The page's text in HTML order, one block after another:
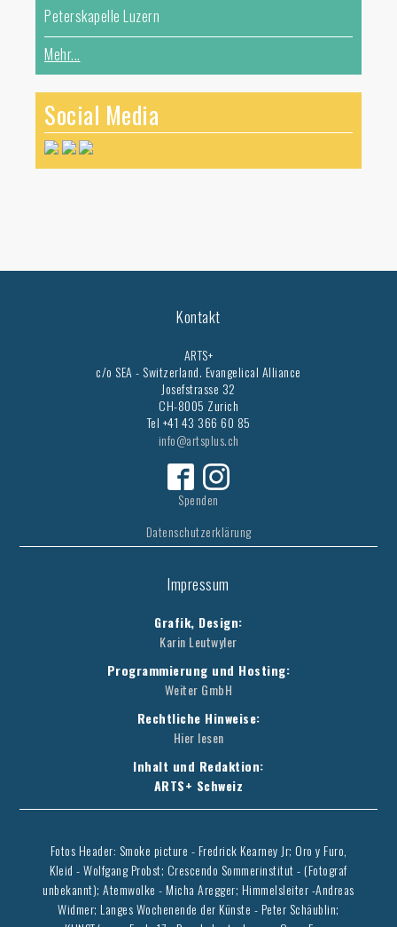
Peterskapelle Luzern
Mehr...
Social Media
Kontakt
ARTS+
c/o SEA - Switzerland. Evangelical Alliance
Josefstrasse 32
CH-8005 Zurich
Tel +41 43 366 60 85
info@artsplus.ch
Spenden
Datenschutzerklärung
Impressum
Grafik, Design:
Karin Leutwyler
Programmierung und Hosting:
Weiter GmbH
Rechtliche Hinweise:
Hier lesen
Inhalt und Redaktion:
ARTS+ Schweiz
Fotos Header: Smoke picture - Fredrick Kearney Jr; Oro y Furo,
Kleid - Wolfgang Probst; Crescendo Sommerinstitut - (Fotograf
unbekannt); Atemwolke - Micha Aregger; Himmelsleiter -Andreas
Widmer; Langes Wochenende der Künste - Peter Schäublin;